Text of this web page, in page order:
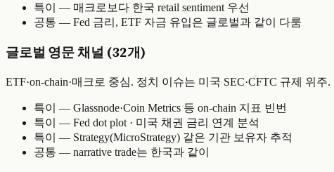
특이 — 매크로보다 한국 retail sentiment 우선
공통 — Fed 금리, ETF 자금 유입은 글로벌과 같이 다룸
글로벌 영문 채널 (32개)
ETF·on-chain·매크로 중심. 정치 이슈는 미국 SEC·CFTC 규제 위
특이 — Glassnode·Coin Metrics 등 on-chain 지표 빈번
특이 — Fed dot plot · 미국 채권 금리 연계 분석
특이 — Strategy(MicroStrategy) 같은 기관 보유자 추적
공통 — narrative trade는 한국과 같이